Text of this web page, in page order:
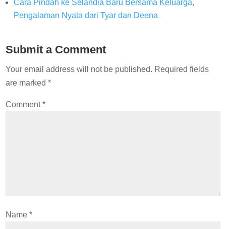
Cara Pindah ke Selandia Baru Bersama Keluarga,
Pengalaman Nyata dari Tyar dan Deena
Submit a Comment
Your email address will not be published. Required fields
are marked*
Comment*
Name*